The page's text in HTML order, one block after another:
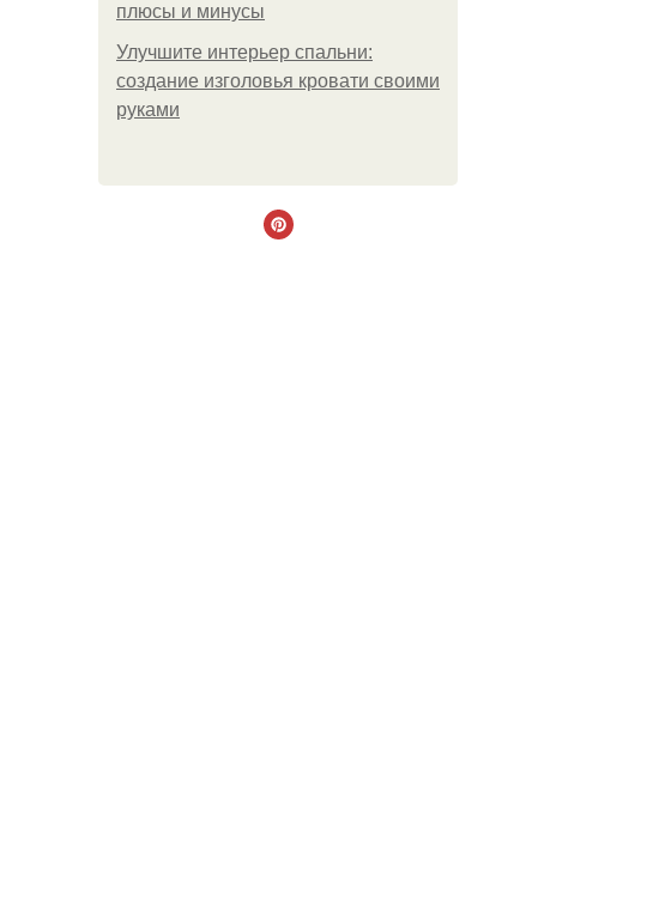
плюсы и минусы
Улучшите интерьер спальни:
создание изголовья кровати своими
руками